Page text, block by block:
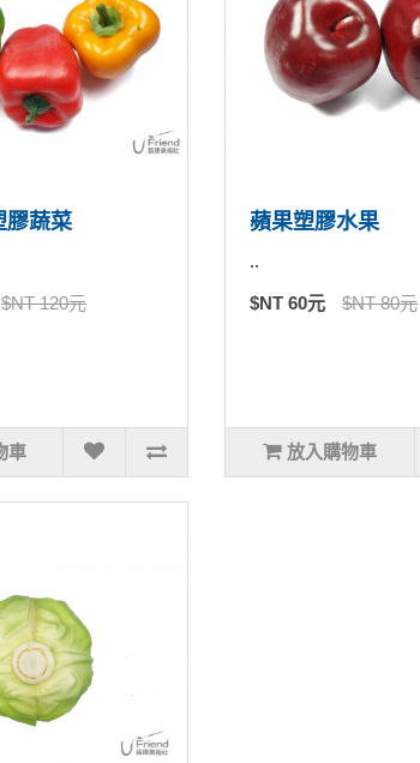
膠蔬菜
$NT 120元
車
蘋果塑膠水果
..
$NT 60元 $NT 80元
放入購物車